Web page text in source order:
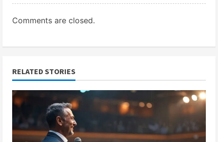
d
n
g
Comments are closed.
RELATED STORIES